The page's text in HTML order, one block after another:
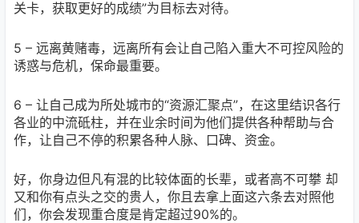
关卡，获取更好的成绩”为目标去对待。
5 – 远离黄赌毒，远离所有会让自己陷入重大不可控风险的
诱惑与危机，保命最重要。
6 – 让自己成为所处城市的“资源汇聚点”，在这里结识各行
各业的中流砥柱，并在业余时间为他们提供各种帮助与合
作，让自己不停的积累各种人脉、口碑、资金。
好，你身边但凡有混的比较体面的长辈，或者高不可攀 却
又和你有点头之交的贵人，你且去拿上面这六条去对照他
们，你会发现重合度是肯定超过90%的。